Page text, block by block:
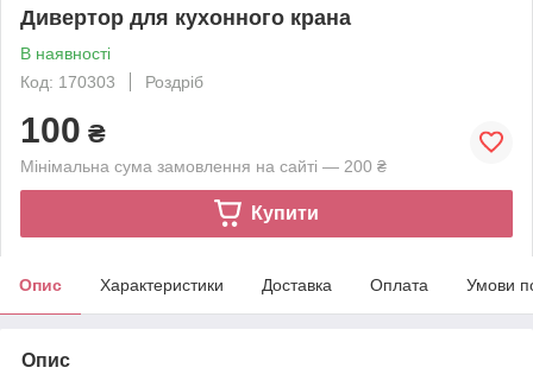
Дивертор для кухонного крана
В наявності
Код: 170303
Роздріб
100 ₴
Мінімальна сума замовлення на сайті — 200 ₴
Купити
Опис Характеристики Доставка Оплата Умови
Опис